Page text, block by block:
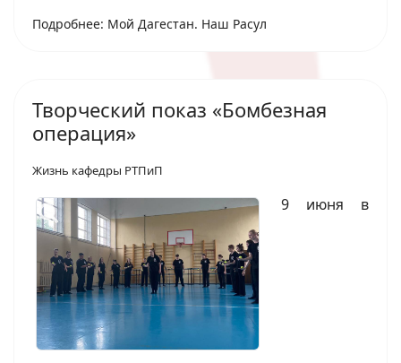
Подробнее: Мой Дагестан. Наш Расул
Творческий показ «Бомбезная
операция»
Жизнь кафедры РТПиП
9 июня в